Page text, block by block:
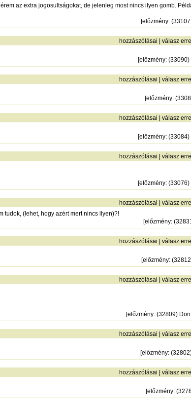
az extra jogosultságokat, de jelenleg most nincs ilyen gomb.
[előzmény:
hozzászólásai válasz erre
[előzmény:
hozzászólásai válasz erre
[előzmény:
hozzászólásai válasz erre
[előzmény:
hozzászólásai válasz erre
[előzmény:
hozzászólásai válasz erre
tudok, (lehet, hogy azért mert nincs ilyen)?!
[előzmény:
hozzászólásai válasz erre
[előzmény:
hozzászólásai válasz erre
[előzmény: (32809)
hozzászólásai válasz erre
[előzmény:
hozzászólásai válasz erre
[előzmény: